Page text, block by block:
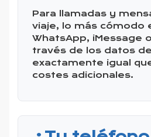
Para llamadas y
viaje, lo más cómodo
WhatsApp, iMessage
través de los datos
exactamente igual
costes adicionales.